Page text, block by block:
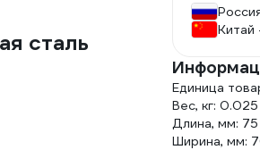
сталь
Китай
Единица
Вес, кг: 0.025
Длина, мм: 75
Ширина, мм: